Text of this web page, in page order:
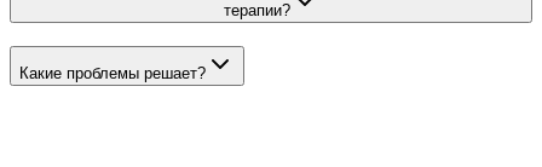
терапии?
Какие проблемы решает?